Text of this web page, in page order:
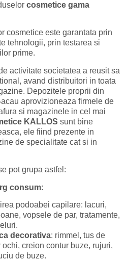
cosmetice gama
cosmetice este garantata prin
tehnologii, prin testarea si
prime.
activitate societatea a reusit sa
avand distribuitori in toata
Depozitele proprii din
aprovizioneaza firmele de
si magazinele in cel mai
KALLOS sunt bine
ele fiind prezente in
de specialitate cat si in
pot grupa astfel:
consum:
podoabei capilare: lacuri,
vopsele de par, tratamente,
decorativa: rimmel, tus de
creion contur buze, rujuri,
de buze.